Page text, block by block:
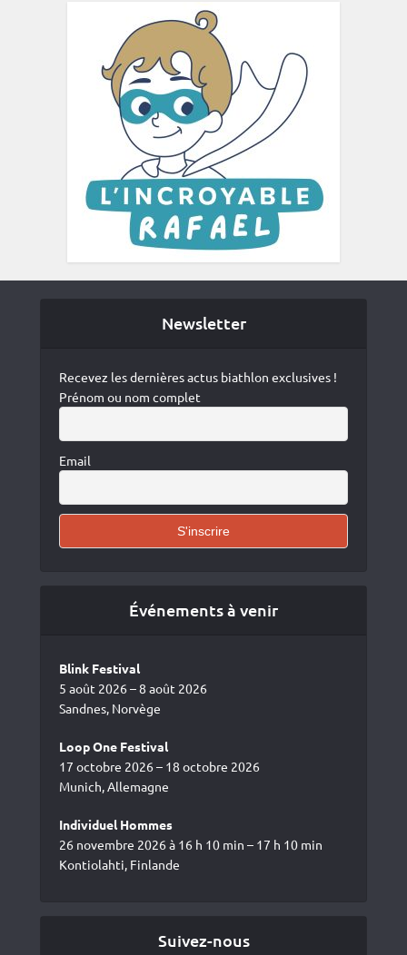
Newsletter
Recevez les dernières actus biathlon exclusives !
Prénom ou nom complet
Email
Événements à venir
Blink Festival
5 août 2026 – 8 août 2026
Sandnes, Norvège
Loop One Festival
17 octobre 2026 – 18 octobre 2026
Munich, Allemagne
Individuel Hommes
26 novembre 2026 à 16 h 10 min – 17 h 10 min
Kontiolahti, Finlande
Suivez-nous